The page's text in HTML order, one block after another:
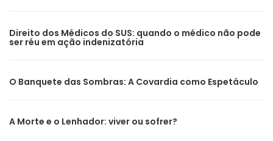
Direito dos Médicos do SUS: quando o médico não pode
ser réu em ação indenizatória
O Banquete das Sombras: A Covardia como Espetáculo
A Morte e o Lenhador: viver ou sofrer?